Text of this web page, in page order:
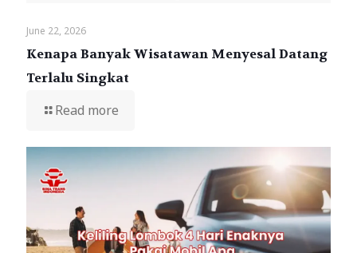
June 22, 2026
Kenapa Banyak Wisatawan Menyesal Datang
Terlalu Singkat
Read more